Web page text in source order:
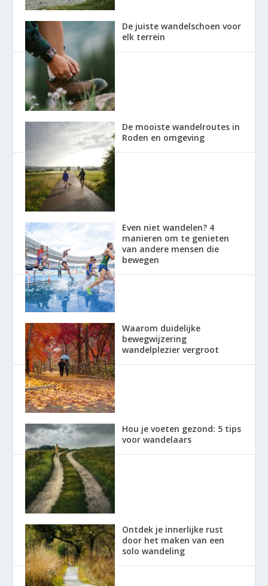
De juiste wandelschoen voor
elk terrein
De mooiste wandelroutes in
Roden en omgeving
Even niet wandelen? 4
manieren om te genieten
van andere mensen die
bewegen
Waarom duidelijke
bewegwijzering
wandelplezier vergroot
Hou je voeten gezond: 5 tips
voor wandelaars
Ontdek je innerlijke rust
door het maken van een
solo wandeling